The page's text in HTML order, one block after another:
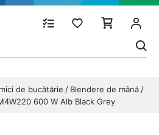
de bucătărie
Blendere de mână
600 W Alb Black Grey